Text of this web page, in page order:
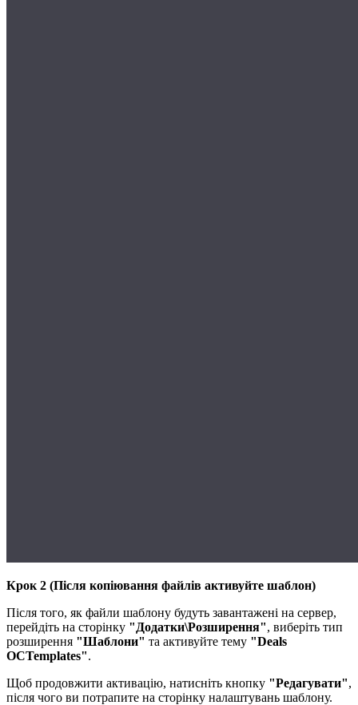
Крок 2 (Після копіювання файлів активуйте шаблон)
Після того, як файли шаблону будуть завантажені на сервер,
перейдіть на сторінку "Додатки\Розширення", виберіть тип
розширення "Шаблони" та активуйте тему "Deals
OCTemplates".
Щоб продовжити активацію, натисніть кнопку "Редагувати",
після чого ви потрапите на сторінку налаштувань шаблону.